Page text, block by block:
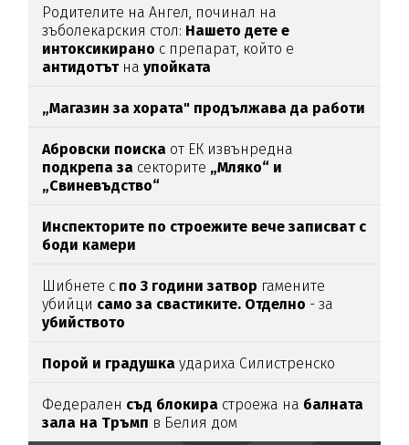
Родителите на Ангел, починал на
зъболекарския стол: Нашето дете е
интоксикирано с препарат, който е
антидотътнаупойката
„Магазин за хората" продължава да работи
Абровски поиска от ЕК извънредна
подкрепа за секторите „Мляко“ и
„Свиневъдство“
Инспекторите по строежите вече записват с
боди камери
Шибнете с по 3 години затвор гамените
убийци само за свастиките. Отделно - за
убийството
Порой и градушка удариха Силистренско
Федерален съд блокира строежа на балната
зала на Тръмп в Белия дом